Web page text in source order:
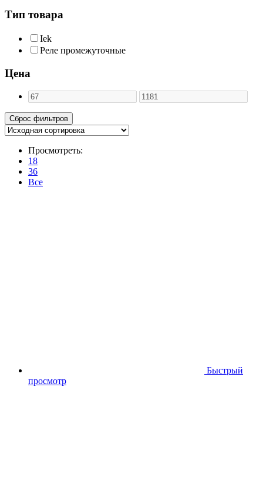
Тип товара
Iek
Реле промежуточные
Цена
Просмотреть:
18
36
Все
Быстрый
просмотр